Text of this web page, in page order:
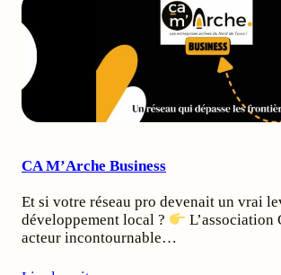
CA M’Arche Business
Et si votre réseau pro devenait un vrai
développement local ?
L’association
acteur incontournable…